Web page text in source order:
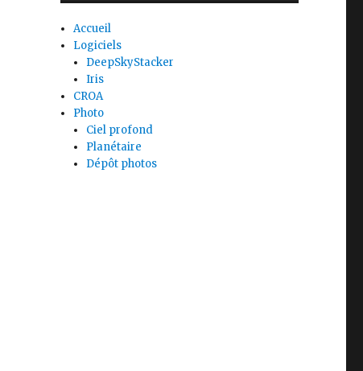
Accueil
Logiciels
DeepSkyStacker
Iris
CROA
Photo
Ciel profond
Planétaire
Dépôt photos